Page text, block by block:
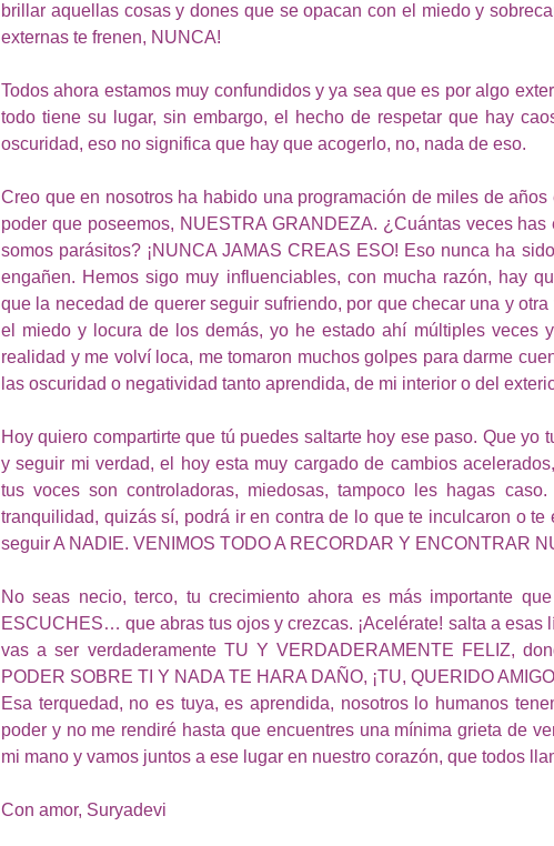
brillar aquellas cosas y dones que se opacan con el miedo y
externas te frenen, NUNCA!
Todos ahora estamos muy confundidos y ya sea que es por algo
todo tiene su lugar, sin embargo, el hecho de respetar que hay
oscuridad, eso no significa que hay que acogerlo, no, nada de eso.
Creo que en nosotros ha habido una programación de miles de
poder que poseemos, NUESTRA GRANDEZA. ¿Cuántas veces
somos parásitos? ¡NUNCA JAMAS CREAS ESO! Eso nunca ha
engañen. Hemos sigo muy influenciables, con mucha razón, hay
que la necedad de querer seguir sufriendo, por que checar una y
el miedo y locura de los demás, yo he estado ahí múltiples veces
realidad y me volví loca, me tomaron muchos golpes para darme
las oscuridad o negatividad tanto aprendida, de mi interior o del
Hoy quiero compartirte que tú puedes saltarte hoy ese paso. Que yo
y seguir mi verdad, el hoy esta muy cargado de cambios
tus voces son controladoras, miedosas, tampoco les hagas
tranquilidad, quizás sí, podrá ir en contra de lo que te inculcaron o
seguir A NADIE. VENIMOS TODO A RECORDAR Y ENCONTRAR
No seas necio, terco, tu crecimiento ahora es más importante
ESCUCHES… que abras tus ojos y crezcas. ¡Acelérate! salta a esas
vas a ser verdaderamente TU Y VERDADERAMENTE FELIZ,
PODER SOBRE TI Y NADA TE HARA DAÑO, ¡TU, QUERIDO
Esa terquedad, no es tuya, es aprendida, nosotros lo humanos
poder y no me rendiré hasta que encuentres una mínima grieta de
mi mano y vamos juntos a ese lugar en nuestro corazón, que todos
Con amor, Suryadevi